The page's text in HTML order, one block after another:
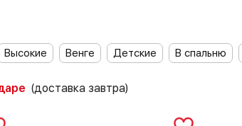
Высокие Венге Детские В спальню
(доставка завтра)